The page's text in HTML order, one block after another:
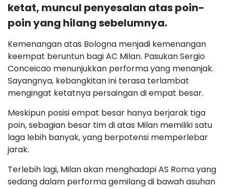
ketat, muncul penyesalan atas poin-
poin yang hilang sebelumnya.
Kemenangan atas Bologna menjadi kemenangan
keempat beruntun bagi AC Milan. Pasukan Sergio
Conceicao menunjukkan performa yang menanjak.
Sayangnya, kebangkitan ini terasa terlambat
mengingat ketatnya persaingan di empat besar.
Meskipun posisi empat besar hanya berjarak tiga
poin, sebagian besar tim di atas Milan memiliki satu
laga lebih banyak, yang berpotensi memperlebar
jarak.
Terlebih lagi, Milan akan menghadapi AS Roma yang
sedang dalam performa gemilang di bawah asuhan